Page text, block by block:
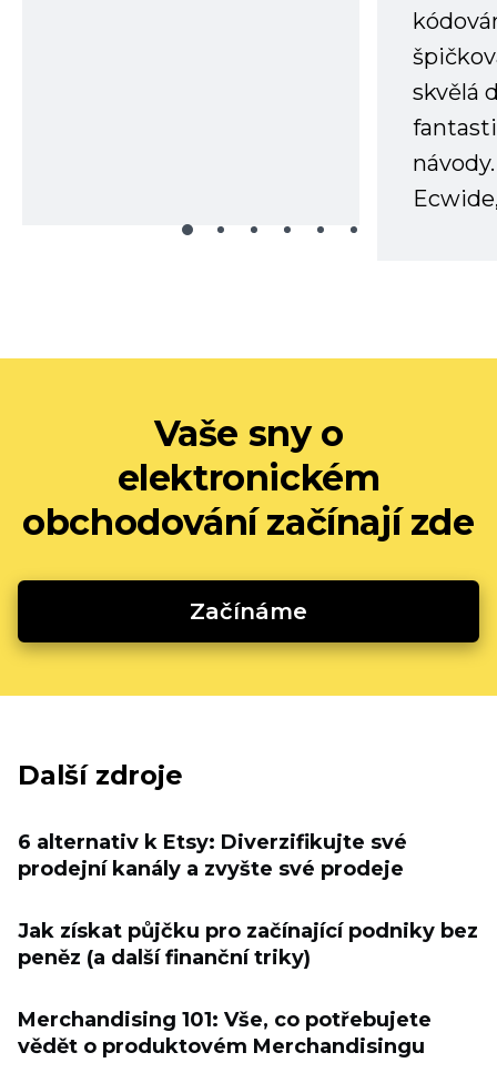
skvělá
Vaše sny o
elektronickém
obchodování začínají zde
Začínáme
Další zdroje
6 alternativ k Etsy: Diverzifikujte své
prodejní kanály a zvyšte své prodeje
Jak získat půjčku pro začínající podniky bez
peněz (a další finanční triky)
Merchandising 101: Vše, co potřebujete
vědět o produktovém Merchandisingu